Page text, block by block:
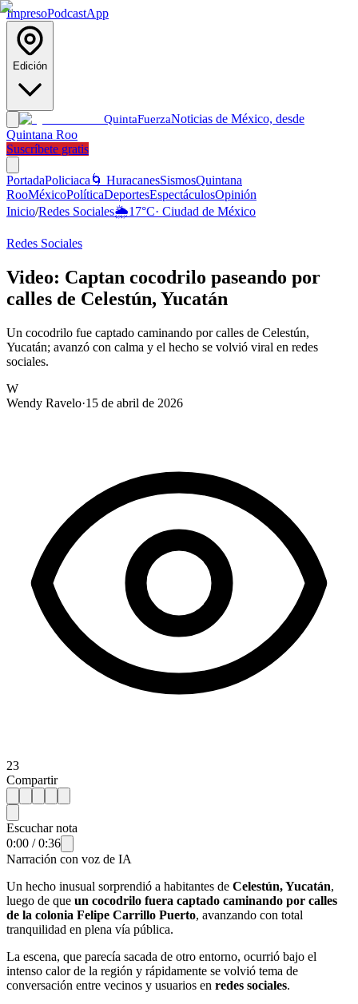
ImpresoPodcastApp
Edición
QuintaFuerzaNoticias de México, desde
Quintana Roo
Suscríbete gratis
PortadaPoliciaca 🌀 HuracanesSismosQuintana
RooMéxicoPolíticaDeportesEspectáculosOpinión
Inicio/Redes Sociales🌦️17°C· Ciudad de México
Redes Sociales
Video: Captan cocodrilo paseando por
calles de Celestún, Yucatán
Un cocodrilo fue captado caminando por calles de Celestún,
Yucatán; avanzó con calma y el hecho se volvió viral en redes
sociales.
W
Wendy Ravelo·15 de abril de 2026
23
Compartir
Escuchar nota
0:00 /0:36
Narración con voz de IA
Un hecho inusual sorprendió a habitantes de Celestún, Yucatán,
luego de que un cocodrilo fuera captado caminando por calles
de la colonia Felipe Carrillo Puerto, avanzando con total
tranquilidad en plena vía pública.
La escena, que parecía sacada de otro entorno, ocurrió bajo el
intenso calor de la región y rápidamente se volvió tema de
conversación entre vecinos y usuarios en redes sociales.